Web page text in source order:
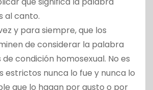
al canto.
y para siempre, que los
de considerar la palabra
condición homosexual. No es
estrictos nunca lo fue y nunca lo
que lo hagan por gusto o por